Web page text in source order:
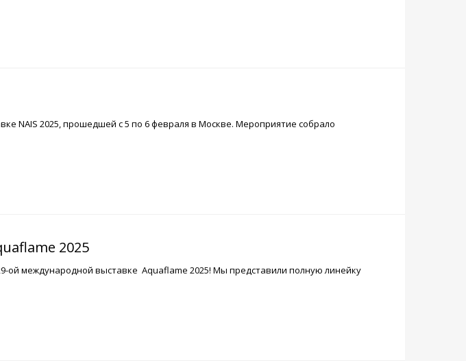
NAIS 2025, прошедшей с 5 по 6 февраля в Москве. Мероприятие собрало
2025
ой международной выставке Aquaflame 2025! Мы представили полную линейку